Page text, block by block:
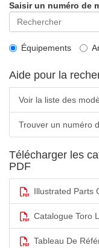
Saisir un numéro de
Équipements
Aide pour la
Voir la liste des
Trouver un numéro
Télécharger les
PDF
Illustrated Parts
Catalogue Toro
Tableau De